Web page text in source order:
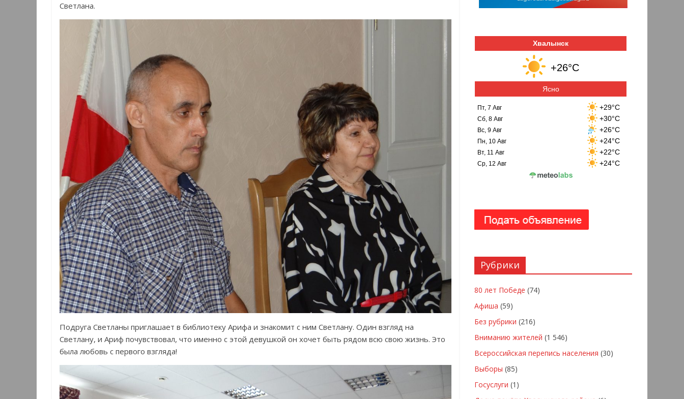
Светлана.
Подруга Светланы приглашает в библиотеку Арифа и знакомит с ним Светлану. Один взгляд на
Светлану, и Ариф почувствовал, что именно с этой девушкой он хочет быть рядом всю свою жизнь. Это
была любовь с первого взгляда!
Хвалынск
+26°C
Ясно
Пт, 7 Авг +29°C
Сб, 8 Авг +30°C
Вс, 9 Авг +26°C
Пн, 10 Авг +24°C
Вт, 11 Авг +22°C
Ср, 12 Авг +24°C
Рубрики
80 лет Победе (74)
Афиша (59)
Без рубрики (216)
Вниманию жителей (1 546)
Всероссийская перепись населения (30)
Выборы (85)
Госуслуги (1)